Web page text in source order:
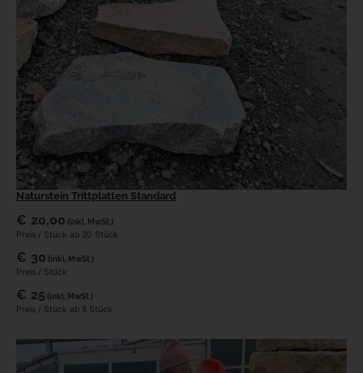
Naturstein Trittplatten Standard
€ 20,00 (inkl. MwSt.)
Preis / Stück ab 20 Stück
€ 30 (inkl. MwSt.)
Preis / Stück
€ 25 (inkl. MwSt.)
Preis / Stück ab 8 Stück